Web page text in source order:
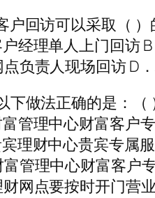
户回访可以采取（ ）
经理单人上门回访
负责人现场回访 D
下做法正确的是：（
管理中心财富客户
理财中心贵宾专属
管理中心财富客户
网点要按时开门营